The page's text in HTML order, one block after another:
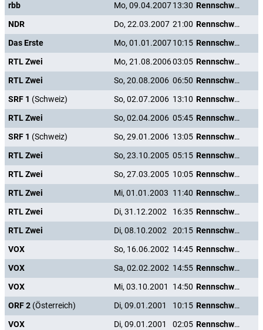
rbb
Mo, 09.04.200713:30
Rennschwein Rudi Rüssel
NDR
Do, 22.03.2007 21:00
Rennschwein Rudi Rüssel
Das Erste
Mo, 01.01.200710:15
Rennschwein Rudi Rüssel
RTL Zwei
Mo, 21.08.200603:05
Rennschwein Rudi Rüssel
RTL Zwei
So, 20.08.2006 06:50
Rennschwein Rudi Rüssel
SRF 1 (Schweiz) So, 02.07.2006 13:10
Rennschwein Rudi Rüssel
RTL Zwei
So, 02.04.2006 05:45
Rennschwein Rudi Rüssel
SRF 1 (Schweiz) So, 29.01.2006 13:05
Rennschwein Rudi Rüssel
RTL Zwei
So, 23.10.2005 05:15
Rennschwein Rudi Rüssel
RTL Zwei
So, 27.03.2005 10:05
Rennschwein Rudi Rüssel
RTL Zwei
Mi, 01.01.2003 11:40
Rennschwein Rudi Rüssel
RTL Zwei
Di, 31.12.2002 16:35
Rennschwein Rudi Rüssel
RTL Zwei
Di, 08.10.2002 20:15
Rennschwein Rudi Rüssel
VOX
So, 16.06.2002 14:45
Rennschwein Rudi Rüssel
VOX
Sa, 02.02.2002 14:55
Rennschwein Rudi Rüssel
VOX
Mi, 03.10.2001 14:50
Rennschwein Rudi Rüssel
ORF 2 (Österreich) Di, 09.01.2001 10:15
Rennschwein Rudi Rüssel
VOX
Di, 09.01.2001 02:05
Rennschwein Rudi Rüssel